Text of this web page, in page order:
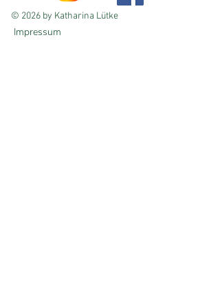
© 2026 by Katharina Lütke
Impressum